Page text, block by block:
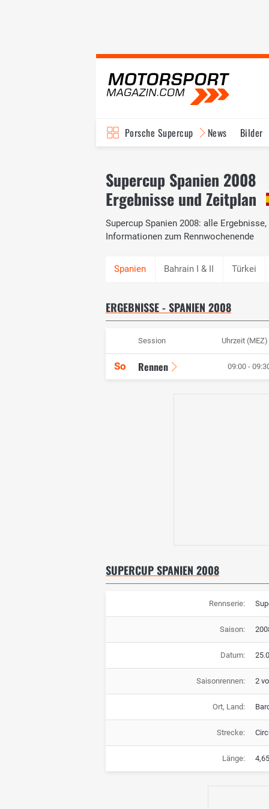
Porsche Supercup News Bilder
Supercup Spanien 2008
Ergebnisse und Zeitplan
Supercup Spanien 2008: alle
Informationen zum Rennwochenende
Bahrain I & II Türkei
ERGEBNISSE - SPANIEN 2008
Session Uhrzeit (MEZ)
So Rennen 09:00 -
SUPERCUP SPANIEN 2008
Rennserie:
Saison:
Datum:
Saisonrennen: 2
Ort, Land:
Strecke:
Länge: